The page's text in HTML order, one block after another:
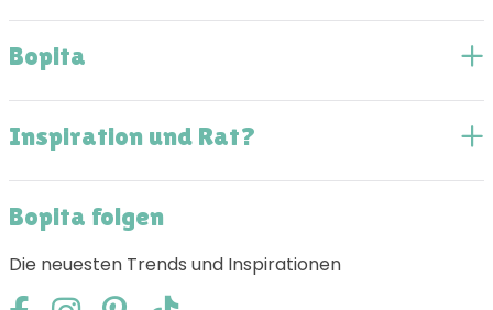
Bopita
Inspiration und Rat?
Bopita folgen
Die neuesten Trends und Inspirationen